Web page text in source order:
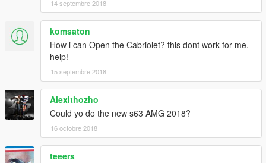
14 septembre 2018
komsaton
How i can Open the Cabriolet? this dont work for me.
help!
15 septembre 2018
Alexithozho
Could yo do the new s63 AMG 2018?
16 octobre 2018
teeers